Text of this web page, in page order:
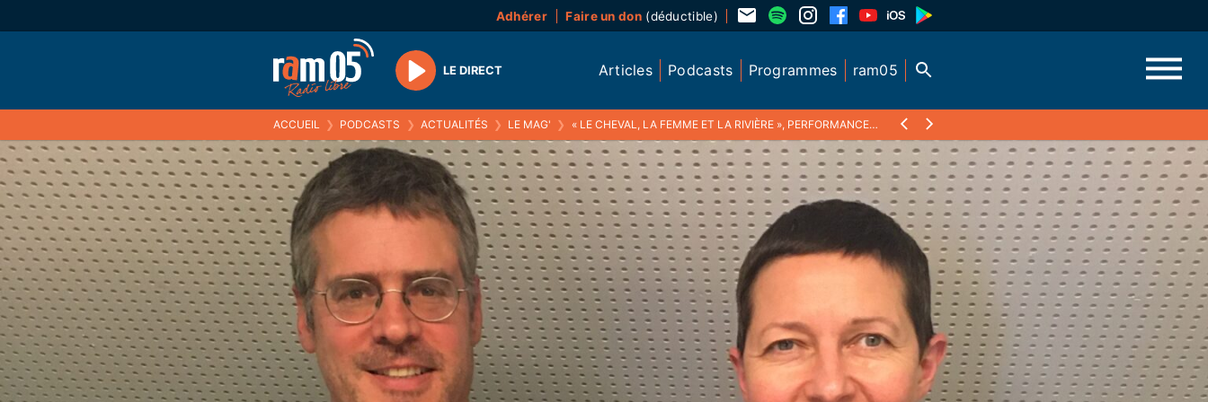
Adhérer Faire un don(déductible)
Play
LE DIRECT Articles Podcasts Programmes ram05
ACCUEIL ❯ PODCASTS ❯ ACTUALITÉS ❯ LE MAG' ❯ « LE CHEVAL, LA FEMME ET LA RIVIÈRE », PERFORMANCE POÉTIQUE ET MUSICALE